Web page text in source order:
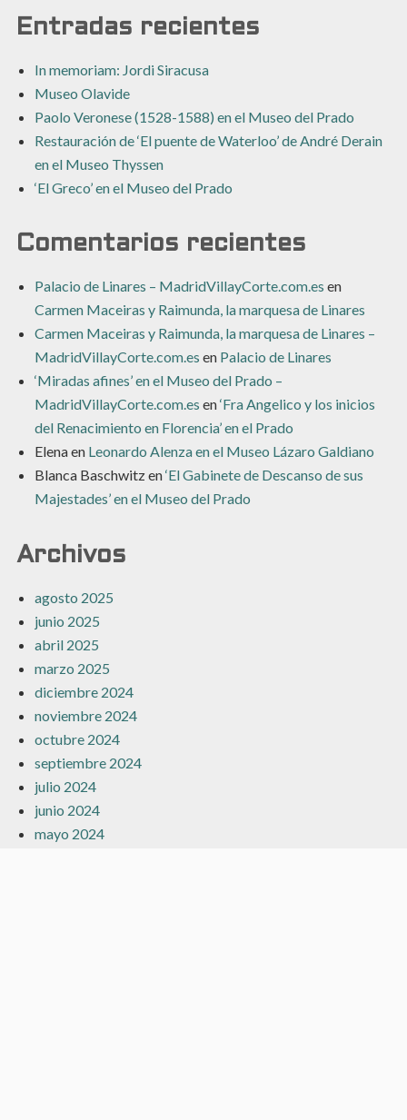
Entradas recientes
In memoriam: Jordi Siracusa
Museo Olavide
Paolo Veronese (1528-1588) en el Museo del Prado
Restauración de ‘El puente de Waterloo’ de André Derain
en el Museo Thyssen
‘El Greco’ en el Museo del Prado
Comentarios recientes
Palacio de Linares – MadridVillayCorte.com.es en
Carmen Maceiras y Raimunda, la marquesa de Linares
Carmen Maceiras y Raimunda, la marquesa de Linares –
MadridVillayCorte.com.es en Palacio de Linares
‘Miradas afines’ en el Museo del Prado –
MadridVillayCorte.com.es en‘Fra Angelico y los inicios
del Renacimiento en Florencia’ en el Prado
Elenaen Leonardo Alenza en el Museo Lázaro Galdiano
Blanca Baschwitzen‘El Gabinete de Descanso de sus
Majestades’ en el Museo del Prado
Archivos
agosto 2025
junio 2025
abril 2025
marzo 2025
diciembre 2024
noviembre 2024
octubre 2024
septiembre 2024
julio 2024
junio 2024
mayo 2024